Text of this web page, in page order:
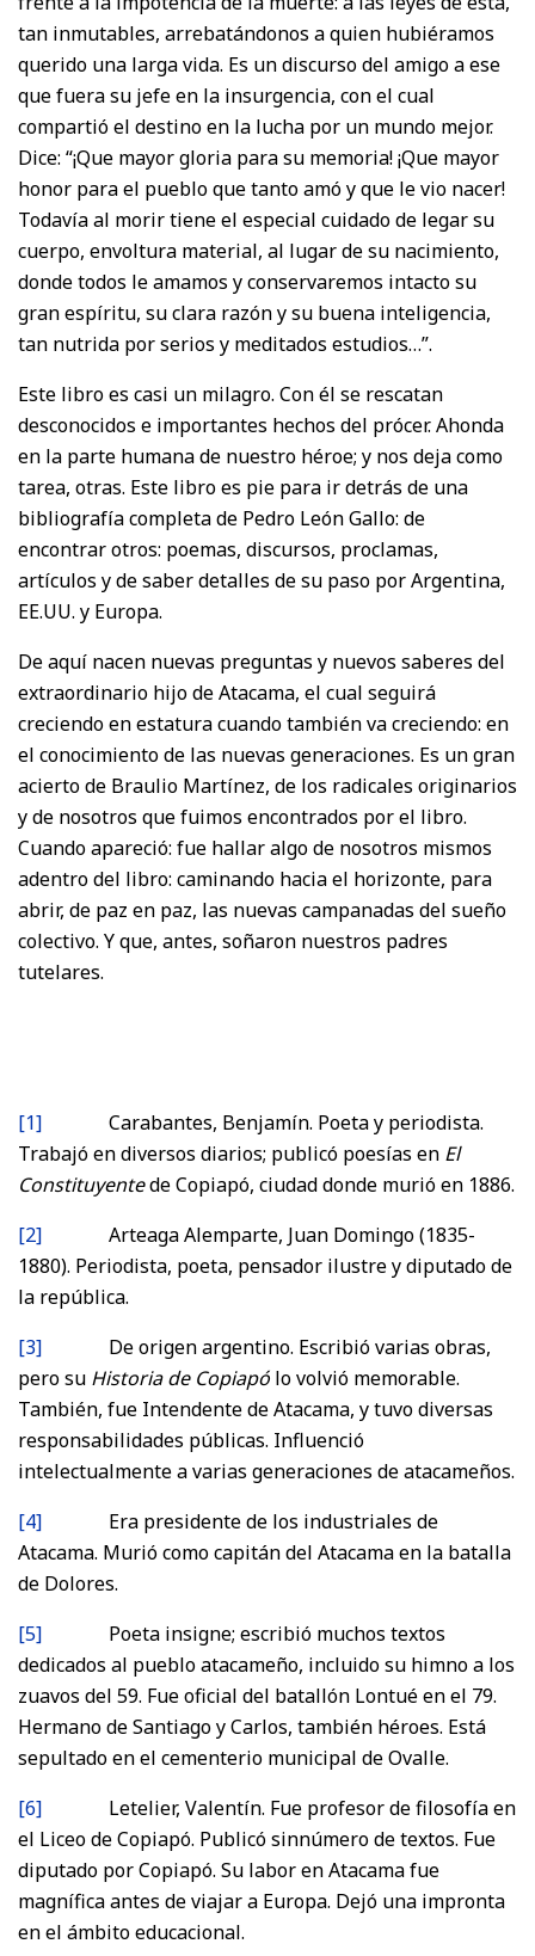
tan inmutables, arrebatándonos a quien hubiéramos
querido una larga vida. Es un discurso del amigo a ese
que fuera su jefe en la insurgencia, con el cual
compartió el destino en la lucha por un mundo mejor.
Dice: “¡Que mayor gloria para su memoria! ¡Que mayor
honor para el pueblo que tanto amó y que le vio nacer!
Todavía al morir tiene el especial cuidado de legar su
cuerpo, envoltura material, al lugar de su nacimiento,
donde todos le amamos y conservaremos intacto su
gran espíritu, su clara razón y su buena inteligencia,
tan nutrida por serios y meditados estudios…”.
Este libro es casi un milagro. Con él se rescatan
desconocidos e importantes hechos del prócer. Ahonda
en la parte humana de nuestro héroe; y nos deja como
tarea, otras. Este libro es pie para ir detrás de una
bibliografía completa de Pedro León Gallo: de
encontrar otros: poemas, discursos, proclamas,
artículos y de saber detalles de su paso por Argentina,
EE.UU. y Europa.
De aquí nacen nuevas preguntas y nuevos saberes del
extraordinario hijo de Atacama, el cual seguirá
creciendo en estatura cuando también va creciendo: en
el conocimiento de las nuevas generaciones. Es un gran
acierto de Braulio Martínez, de los radicales originarios
y de nosotros que fuimos encontrados por el libro.
Cuando apareció: fue hallar algo de nosotros mismos
adentro del libro: caminando hacia el horizonte, para
abrir, de paz en paz, las nuevas campanadas del sueño
colectivo. Y que, antes, soñaron nuestros padres
tutelares.
[1] Carabantes, Benjamín. Poeta y periodista.
Trabajó en diversos diarios; publicó poesías en El
Constituyentede Copiapó, ciudad donde murió en 1886.
[2] Arteaga Alemparte, Juan Domingo (1835-
1880). Periodista, poeta, pensador ilustre y diputado de
la república.
[3] De origen argentino. Escribió varias obras,
pero su Historia de Copiapó lo volvió memorable.
También, fue Intendente de Atacama, y tuvo diversas
responsabilidades públicas. Influenció
intelectualmente a varias generaciones de atacameños.
[4] Era presidente de los industriales de
Atacama. Murió como capitán del Atacama en la batalla
de Dolores.
[5] Poeta insigne; escribió muchos textos
dedicados al pueblo atacameño, incluido su himno a los
zuavos del 59. Fue oficial del batallón Lontué en el 79.
Hermano de Santiago y Carlos, también héroes. Está
sepultado en el cementerio municipal de Ovalle.
[6] Letelier, Valentín. Fue profesor de filosofía en
el Liceo de Copiapó. Publicó sinnúmero de textos. Fue
diputado por Copiapó. Su labor en Atacama fue
magnífica antes de viajar a Europa. Dejó una impronta
en el ámbito educacional.